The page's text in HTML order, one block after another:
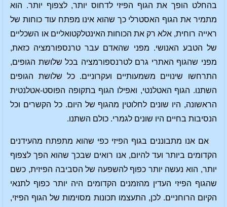
בהחלט הופך את הגוף הפיזי לדחוס יותר, לצפוף יותר. הוא
מתמיר את הגוף האסטרלי כך שהוא אינו מפתח עוד כוחות של
ראייה רוחית, אלא רק את הכוחות האינטלקטואליים או השכליים
של הטבע האנושי. מפני שהאדם עבר טרנספורמציה כזאת,
מפני שהגוף האתרי גרם לטרנספורמציה בכל שלושת הגופים,
התרחשו שינויים משמעותיים ועקרוניים. כל שלושת הגופים
השתנו. הגוף האטלנטי, ואפילו הגוף בתקופה הפוסט-אטלנטית
הראשונה, היו שונים לחלוטין מהגוף של היום. כל הקשרים וכל
הנסיבות בחיים היו שונים לגמרי. כולם השתנו.
אם אנו מתבוננים בגוף הפיזי כפי שהוא מתפתח מהעידנים
הקדומים ביותר ועד להיום, אנו רואים שבכך שהוא הפך לצפוף
יותר, הוא נעשה יותר כפוף להשפעה של הסביבה הפיזית, כשם
שהגוף הפיזי העדין מהזמנים הקדומים היה יותר כפוף לתנאי
הקיום הרוחניים. לכן, התעצמו תכונות מסוימות של הגוף הפיזי,